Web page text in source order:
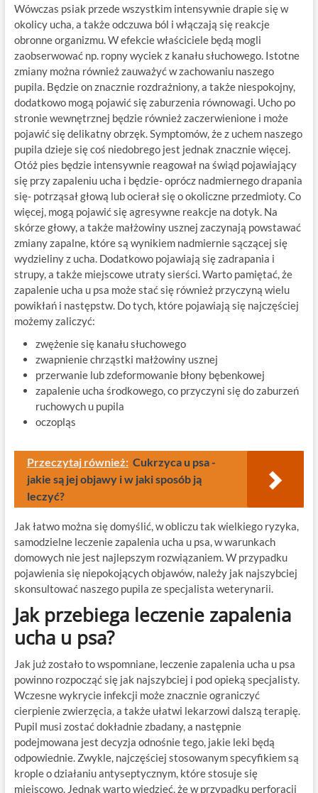
Wówczas psiak przede wszystkim intensywnie drapie się w
okolicy ucha, a także odczuwa ból i włączają się reakcje
obronne organizmu. W efekcie właściciele będą mogli
zaobserwować np. ropny wyciek z kanału słuchowego. Istotne
zmiany można również zauważyć w zachowaniu naszego
pupila. Będzie on znacznie rozdrażniony, a także niespokojny,
dodatkowo mogą pojawić się zaburzenia równowagi. Ucho po
stronie wewnętrznej będzie również zaczerwienione i może
pojawić się delikatny obrzęk. Symptomów, że z uchem naszego
pupila dzieje się coś niedobrego jest jednak znacznie więcej.
Otóż pies będzie intensywnie reagował na świąd pojawiający
się przy zapaleniu ucha i będzie- oprócz nadmiernego drapania
się- potrząsał głową lub ocierał się o okoliczne przedmioty. Co
więcej, mogą pojawić się agresywne reakcje na dotyk. Na
skórze głowy, a także małżowiny usznej zaczynają powstawać
zmiany zapalne, które są wynikiem nadmiernie sączącej się
wydzieliny z ucha. Dodatkowo pojawiają się zadrapania i
strupy, a także miejscowe utraty sierści. Warto pamiętać, że
zapalenie ucha u psa może stać się również przyczyną wielu
powikłań i następstw. Do tych, które pojawiają się najczęściej
możemy zaliczyć:
zwężenie się kanału słuchowego
zwapnienie chrząstki małżowiny usznej
przerwanie lub zdeformowanie błony bębenkowej
zapalenie ucha środkowego, co przyczyni się do zaburzeń
ruchowych u pupila
oczopląs
Przeczytaj również: Cukrzyca u psa -
jakie są jej objawy i w jaki sposób ją
leczyć?
Jak łatwo można się domyślić, w obliczu tak wielkiego ryzyka,
samodzielne leczenie zapalenia ucha u psa, w warunkach
domowych nie jest najlepszym rozwiązaniem. W przypadku
pojawienia się niepokojących objawów, należy jak najszybciej
skonsultować naszego pupila ze specjalista weterynarii.
Jak przebiega leczenie zapalenia
ucha u psa?
Jak już zostało to wspomniane, leczenie zapalenia ucha u psa
powinno rozpocząć się jak najszybciej i pod opieką specjalisty.
Wczesne wykrycie infekcji może znacznie ograniczyć
cierpienie zwierzęcia, a także ułatwi lekarzowi dalszą terapię.
Pupil musi zostać dokładnie zbadany, a następnie
podejmowana jest decyzja odnośnie tego, jakie leki będą
odpowiednie. Zwykle, najczęściej stosowanym specyfikiem są
krople o działaniu antyseptycznym, które stosuje się
miejscowo. Jednak warto wiedzieć, że w przypadku perforacji